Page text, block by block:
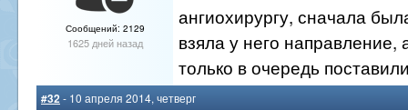
Сообщений: 2129
1625 дней назад
ангиохирургу, сначала
взяла у него направление,
только в очередь
#32 - 10 апреля 2014, четверг